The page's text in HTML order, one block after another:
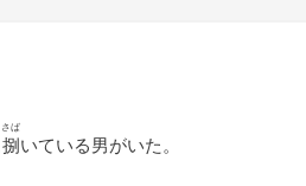
捌
さば
いている男がいた。